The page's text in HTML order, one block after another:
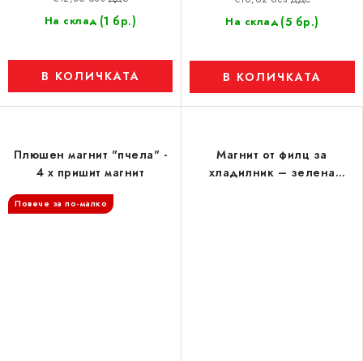
На склад (1 бр.)
В КОЛИЧКАТА
На склад (5 бр.)
В КОЛИЧКАТА
Плюшен магнит "пчела" -
4 x пришит магнит
Повече за по-малко
Магнит от филц за
хладилник – зелена